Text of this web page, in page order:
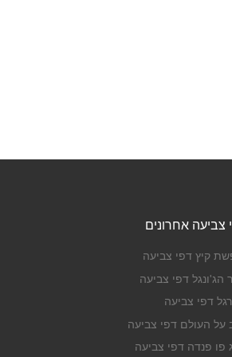
צביעה אחרונים
קיץ דפי צביעה
הג'ונגל דפי צביעה
דפי צביעה
על העולם דפי צביעה
פו פנדה דפי צביעה